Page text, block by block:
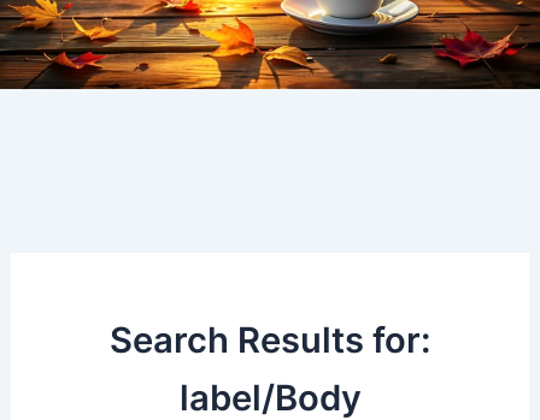
Search Results for:
label/Body